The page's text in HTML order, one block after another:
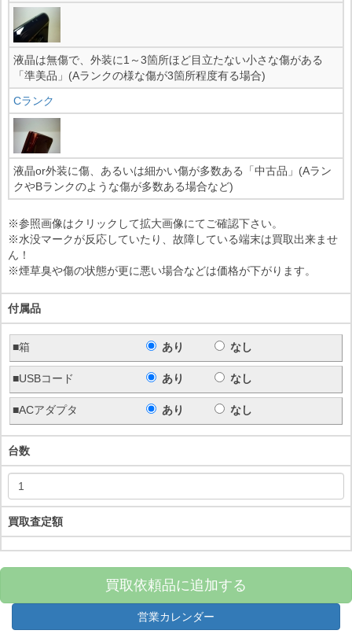
液晶は無傷で、外装に1～3箇所ほど目立たない小さな傷がある
「準美品」(Aランクの様な傷が3箇所程度有る場合)
Cランク
液晶or外装に傷、あるいは細かい傷が多数ある「中古品」(Aラン
クやBランクのような傷が多数ある場合など)
※参照画像はクリックして拡大画像にてご確認下さい。
※水没マークが反応していたり、故障している端末は買取出来ませ
ん！
※煙草臭や傷の状態が更に悪い場合などは価格が下がります。
付属品
■箱 あり なし
■USBコード あり なし
■ACアダプタ あり なし
台数
買取査定額
買取依頼品に追加する
営業カレンダー